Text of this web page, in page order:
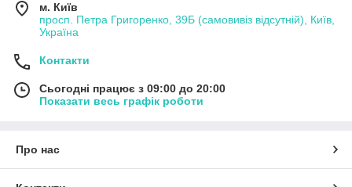
м. Київ
просп. Петра Григоренко, 39Б (самовивіз відсутній), Київ,
Україна
Контакти
Сьогодні працює з 09:00 до 20:00
Показати весь графік роботи
Про нас